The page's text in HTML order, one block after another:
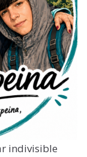
indivisible